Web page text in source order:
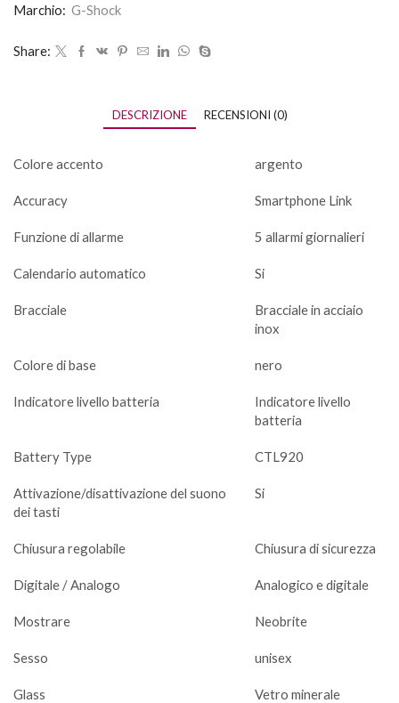
Marchio: G-Shock
Share:
DESCRIZIONE RECENSIONI (0)
Colore accento argento
Accuracy Smartphone Link
Funzione di allarme 5 allarmi giornalieri
Calendario automatico Si
Bracciale
Bracciale in acciaio
inox
Colore di base nero
Indicatore livello batteria
Indicatore livello
batteria
Battery Type CTL920
Attivazione/disattivazione del suono
dei tasti
Si
Chiusura regolabile Chiusura di sicurezza
Digitale / Analogo Analogico e digitale
Mostrare Neobrite
Sesso unisex
Glass Vetro minerale